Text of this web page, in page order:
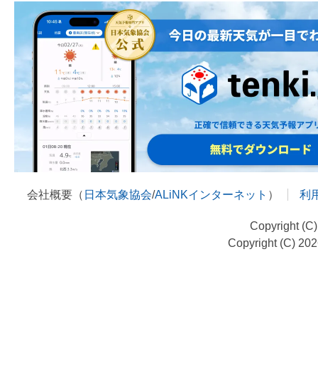
会社概要（ 日本気象協会/ALiNKインターネット ） 利
Copyright
Copyright (C)